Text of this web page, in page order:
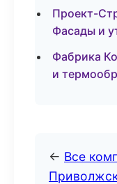
Проект-
Фасады и
Фабрика
и
← Все